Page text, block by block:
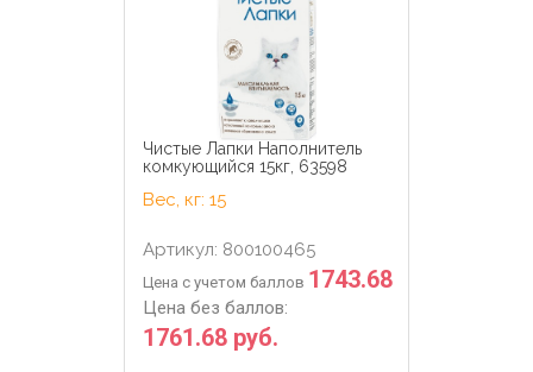
Чистые Лапки Наполнитель
комкующийся 15кг, 63598
Вес, кг: 15
Артикул: 800100465
Цена с учетом баллов 1743.68
Цена без баллов:
1761.68 руб.